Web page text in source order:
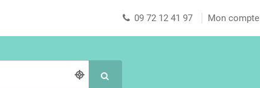
09 72 12 41 97 Mon compte